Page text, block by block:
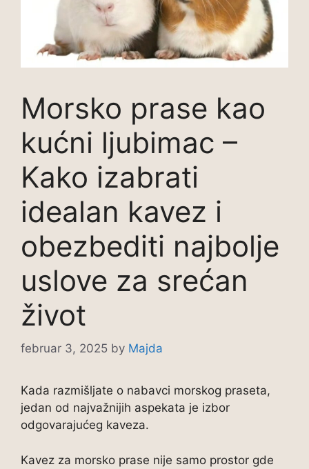
Morsko prase kao
kućni ljubimac –
Kako izabrati
idealan kavez i
obezbediti najbolje
uslove za srećan
život
februar 3, 2025 by Majda
Kada razmišljate o nabavci morskog praseta,
jedan od najvažnijih aspekata je izbor
odgovarajućeg kaveza.
Kavez za morsko prase nije samo prostor gde